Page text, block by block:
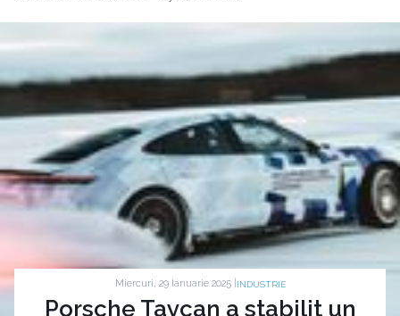
Miercuri, 29 Ianuarie 2025 | INDUSTRIE
Porsche Taycan a stabilit un